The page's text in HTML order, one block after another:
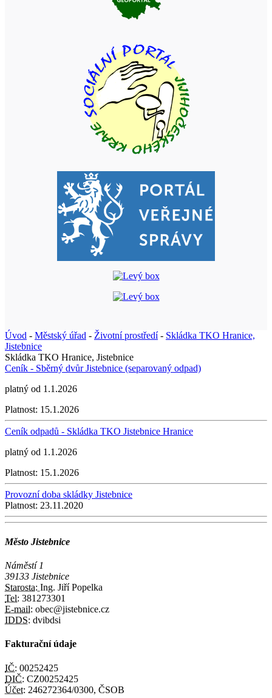
Úvod - Městský úřad - Životní prostředí - Skládka TKO Hranice,
Jistebnice
Skládka TKO Hranice, Jistebnice
Ceník - Sběrný dvůr Jistebnice (separovaný odpad)
platný od 1.1.2026
Platnost: 15.1.2026
Ceník odpadů - Skládka TKO Jistebnice Hranice
platný od 1.1.2026
Platnost: 15.1.2026
Provozní doba skládky Jistebnice
Platnost: 23.11.2020
Město Jistebnice
Náměstí 1
39133 Jistebnice
Starosta: Ing. Jiří Popelka
Tel: 381273301
E-mail: obec@jistebnice.cz
IDDS: dvibdsi
Fakturační údaje
IČ: 00252425
DIČ: CZ00252425
Účet: 246272364/0300, ČSOB